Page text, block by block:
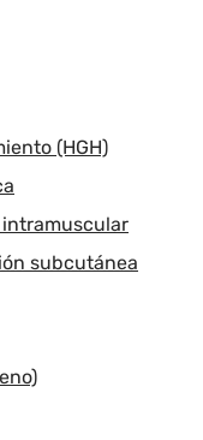
(HGH)
subcutánea